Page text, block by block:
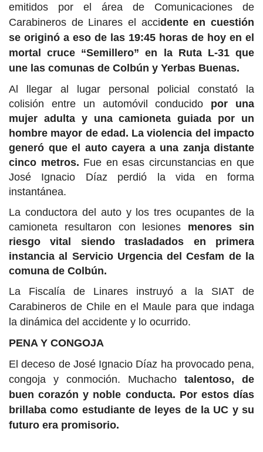
emitidos por el área de Comunicaciones de
Carabineros de Linares el accidente en cuestión
se originó a eso de las 19:45 horas de hoy en el
mortal cruce “Semillero” en la Ruta L-31 que
une las comunas de Colbún y Yerbas Buenas.
Al llegar al lugar personal policial constató la
colisión entre un automóvil conducido por una
mujer adulta y una camioneta guiada por un
hombre mayor de edad. La violencia del impacto
generó que el auto cayera a una zanja distante
cinco metros. Fue en esas circunstancias en que
José Ignacio Díaz perdió la vida en forma
instantánea.
La conductora del auto y los tres ocupantes de la
camioneta resultaron con lesiones menores sin
riesgo vital siendo trasladados en primera
instancia al Servicio Urgencia del Cesfam de la
comuna de Colbún.
La Fiscalía de Linares instruyó a la SIAT de
Carabineros de Chile en el Maule para que indaga
la dinámica del accidente y lo ocurrido.
PENA Y CONGOJA
El deceso de José Ignacio Díaz ha provocado pena,
congoja y conmoción. Muchacho talentoso, de
buen corazón y noble conducta. Por estos días
brillaba como estudiante de leyes de la UC y su
futuro era promisorio.